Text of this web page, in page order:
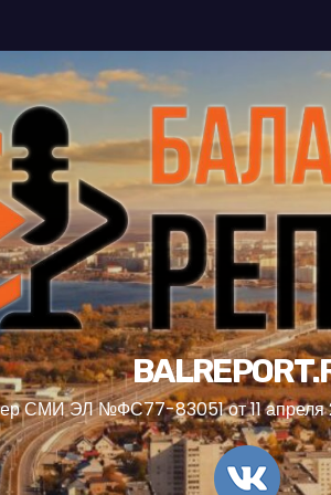
СМИ ЭЛ №ФС77-83051 от 11 апреля